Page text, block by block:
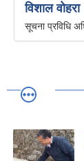
विशाल वाेहरा
सूचना प्रविधि